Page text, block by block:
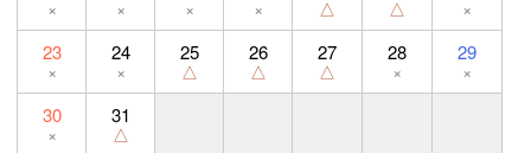
× × × × △ △
×
23
×
24
×
25
△
26
△
27
△
28
×
29
×
30
×
31
△